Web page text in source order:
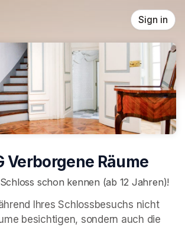
Sign in
Verborgene Räume
schon kennen (ab 12 Jahren)!
Ihres Schlossbesuchs nicht
besichtigen, sondern auch die